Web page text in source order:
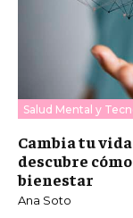
Salud Mental y
Cambia tu
descubre
bienestar
Ana Soto